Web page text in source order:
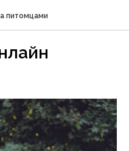
питомцами